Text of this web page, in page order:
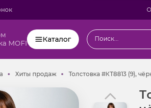
MOFI
Каталог
Женская одежда
Хиты продажХиты продаж
Толстовка #КТ8813 (9),